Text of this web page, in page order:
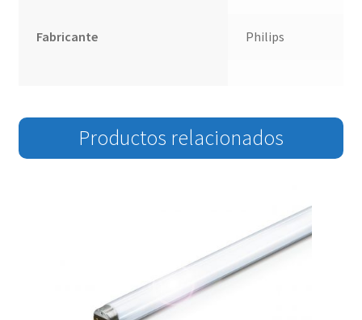
Fabricante Philips
Productos relacionados